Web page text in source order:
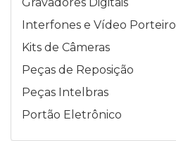
Interfones e Vídeo Porteiro
Kits de Câmeras
Peças de Reposição
Peças Intelbras
Portão Eletrônico